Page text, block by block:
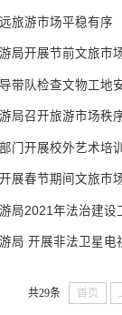
旅游市场平稳有序
局开展节前文旅市
带队检查文物工地
局召开旅游市场秩
门开展校外艺术培
展春节期间文旅市
局2021年法治建设
局 开展非法卫星电
共29条 首页